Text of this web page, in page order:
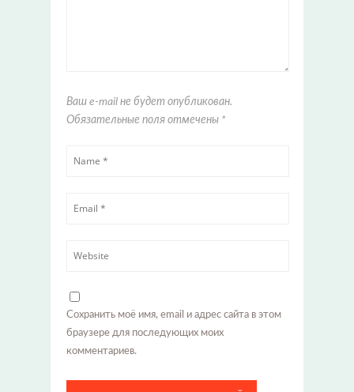
Ваш e-mail не будет опубликован.
Обязательные поля отмечены *
Сохранить моё имя, email и адрес сайта в этом
браузере для последующих моих
комментариев.